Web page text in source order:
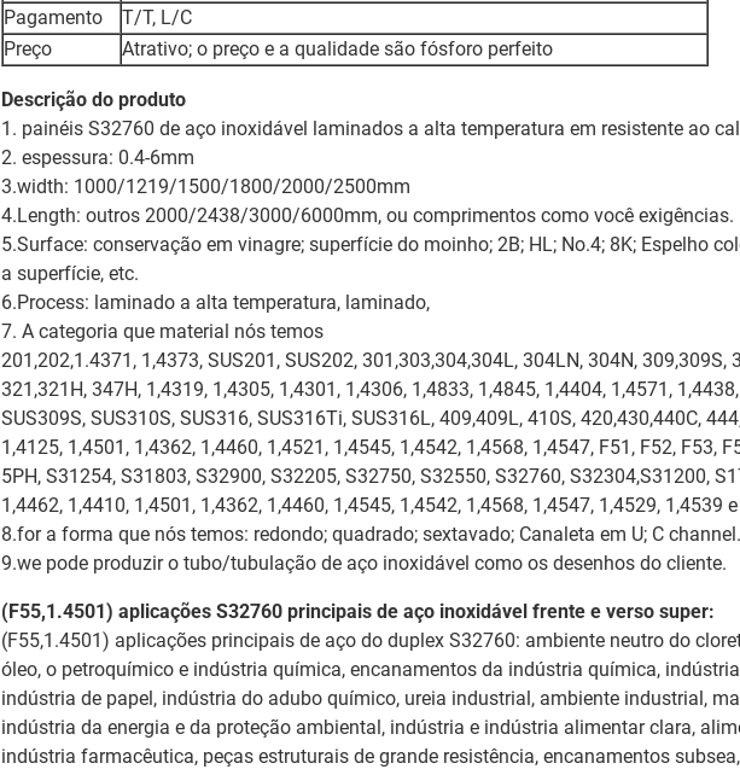
Pagamento
T/T, L/C
Preço
Atrativo; o preço e a qualidade são fósforo perfeito
Descrição do produto
1. painéis S32760 de aço inoxidável laminados a alta temperatura em resistente ao
2. espessura: 0.4-6mm
3.width: 1000/1219/1500/1800/2000/2500mm
4.Length: outros 2000/2438/3000/6000mm, ou comprimentos como você exigências.
5.Surface: conservação em vinagre; superfície do moinho; 2B; HL; No.4; 8K; Espelho
a superfície, etc.
6.Process: laminado a alta temperatura, laminado,
7. A categoria que material nós temos
201,202,1.4371, 1,4373, SUS201, SUS202, 301,303,304,304L, 304LN, 304N, 309,309S,
321,321H, 347H, 1,4319, 1,4305, 1,4301, 1,4306, 1,4833, 1,4845, 1,4404, 1,4571,
SUS309S, SUS310S, SUS316, SUS316Ti, SUS316L, 409,409L, 410S, 420,430,440C,
1,4125, 1,4501, 1,4362, 1,4460, 1,4521, 1,4545, 1,4542, 1,4568, 1,4547, F51, F52, F53,
5PH, S31254, S31803, S32900, S32205, S32750, S32550, S32760, S32304,S31200,
1,4462, 1,4410, 1,4501, 1,4362, 1,4460, 1,4545, 1,4542, 1,4568, 1,4547, 1,4529, 1,4539
8.for a forma que nós temos: redondo; quadrado; sextavado; Canaleta em U; C
9.we pode produzir o tubo/tubulação de aço inoxidável como os desenhos do cliente.
(F55,1.4501) aplicações S32760 principais de aço inoxidável frente e verso super:
(F55,1.4501) aplicações principais de aço do duplex S32760: ambiente neutro do
óleo, o petroquímico e indústria química, encanamentos da indústria química,
indústria de papel, indústria do adubo químico, ureia industrial, ambiente industrial,
indústria da energia e da proteção ambiental, indústria e indústria alimentar clara,
indústria farmacêutica, peças estruturais de grande resistência, encanamentos